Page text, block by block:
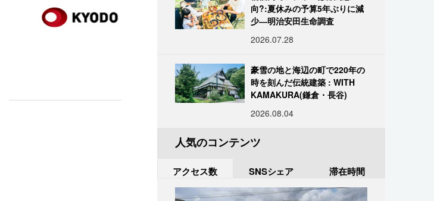
向?:夏休みの予算5年ぶりに減
少―明治安田生命調査
2026.07.28
豪雪の地と海辺の町で220年の
時を刻んだ伝統建築 : WITH
KAMAKURA(鎌倉・長谷)
2026.08.04
人気のコンテンツ
アクセス数 SNSシェア 滞在時間